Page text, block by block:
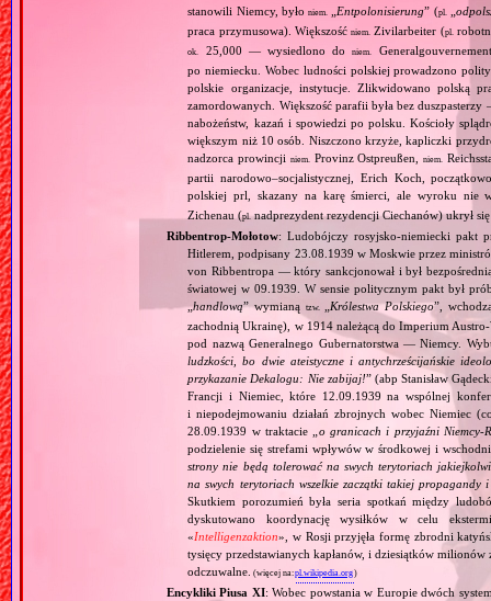
stanowili Niemcy, byłoniem. „Entpolonisierung” (pl.„
praca przymusowa). Większośćniem. Zivilarbeiter (pl.
ok. 25,000 — wysiedlono doniem.
po niemiecku. Wobec ludności polskiej prowadzono
polskie organizacje, instytucje. Zlikwidowano polską
zamordowanych. Większość parafii była bez
nabożeństw, kazań i spowiedzi po polsku. Kościoły
większym niż 10 osób. Niszczono krzyże, kapliczki
nadzorca prowincji niem.Provinz Ostpreußen,niem.
partii narodowo–socjalistycznej, Erich Koch,
polskiej prl, skazany na karę śmierci, ale wyroku nie
Zichenau (pl.nadprezydent rezydencji Ciechanów) ukrył
Ribbentrop‐Mołotow: Ludobójczy rosyjsko‐niemiecki pakt
Hitlerem, podpisany 23.08.1939 w Moskwie przez
von Ribbentropa — który sankcjonował i był
światowej w 09.1939. W sensie politycznym pakt był
„handlową” wymianą tzw.„Królestwa Polskiego”,
zachodnią Ukrainę), w 1914 należącą do Imperium
pod nazwą Generalnego Gubernatorstwa — Niemcy.
ludzkości, bo dwie ateistyczne i antychrześcijańskie
przykazanie Dekalogu: Nie zabijaj!” (abp Stanisław
Francji i Niemiec, które 12.09.1939 na wspólnej
i niepodejmowaniu działań zbrojnych wobec Niemiec
28.09.1939 w traktacie „o granicach i przyjaźni
podzielenie się strefami wpływów w środkowej i
strony nie będą tolerować na swych terytoriach
na swych terytoriach wszelkie zaczątki takiej
Skutkiem porozumień była seria spotkań między
dyskutowano koordynację wysiłków w celu
«Intelligenzaktion», w Rosji przyjęła formę zbrodni
tysięcy przedstawianych kapłanów, i dziesiątków
odczuwalne. (więcej na:pl.wikipedia.org)
Encykliki Piusa XI: Wobec powstania w Europie dwóch